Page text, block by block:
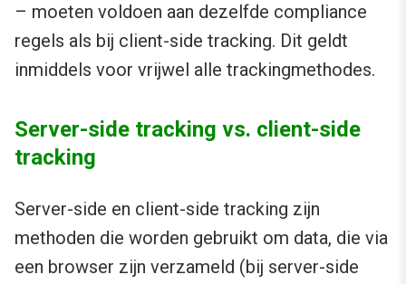
– moeten voldoen aan dezelfde compliance
regels als bij client-side tracking. Dit geldt
inmiddels voor vrijwel alle trackingmethodes.
Server-side tracking vs. client-side
tracking
Server-side en client-side tracking zijn
methoden die worden gebruikt om data, die via
een browser zijn verzameld (bij server-side